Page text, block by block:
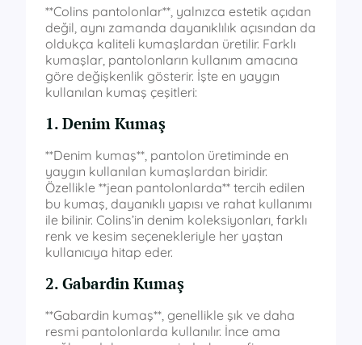
**Colins pantolonlar**, yalnızca estetik açıdan
değil, aynı zamanda dayanıklılık açısından da
oldukça kaliteli kumaşlardan üretilir. Farklı
kumaşlar, pantolonların kullanım amacına
göre değişkenlik gösterir. İşte en yaygın
kullanılan kumaş çeşitleri:
1. Denim Kumaş
**Denim kumaş**, pantolon üretiminde en
yaygın kullanılan kumaşlardan biridir.
Özellikle **jean pantolonlarda** tercih edilen
bu kumaş, dayanıklı yapısı ve rahat kullanımı
ile bilinir. Colins’in denim koleksiyonları, farklı
renk ve kesim seçenekleriyle her yaştan
kullanıcıya hitap eder.
2. Gabardin Kumaş
**Gabardin kumaş**, genellikle şık ve daha
resmi pantolonlarda kullanılır. İnce ama